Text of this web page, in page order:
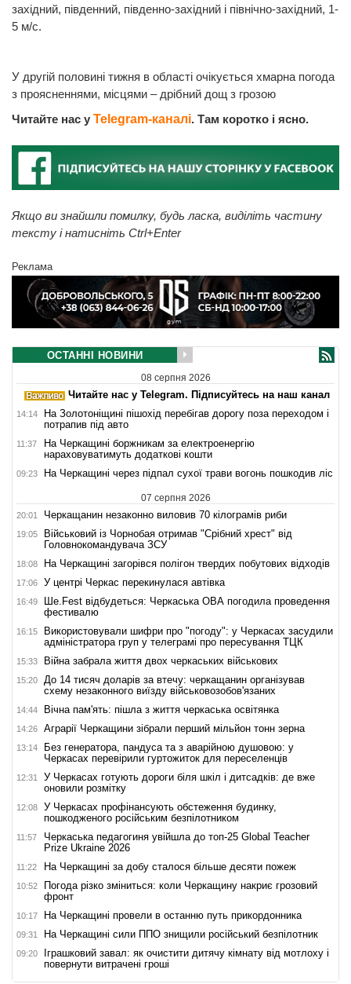
західний, південний, південно-західний і північно-західний, 1-
5 м/с.
У другій половині тижня в області очікується хмарна погода
з проясненнями, місцями – дрібний дощ з грозою
Читайте нас у Telegram-каналі. Там коротко і ясно.
Якщо ви знайшли помилку, будь ласка, виділіть частину
тексту і натисніть Ctrl+Enter
Реклама
ОСТАННІ НОВИНИ
08 серпня 2026
Читайте нас у Telegram. Підписуйтесь на наш канал
14:14
На Золотоніщині пішохід перебігав дорогу поза переходом і
потрапив під авто
11:37
На Черкащині боржникам за електроенергію
нараховуватимуть додаткові кошти
09:23 На Черкащині через підпал сухої трави вогонь пошкодив ліс
07 серпня 2026
20:01 Черкащанин незаконно виловив 70 кілограмів риби
19:05
Військовий із Чорнобая отримав "Срібний хрест" від
Головнокомандувача ЗСУ
18:08 На Черкащині загорівся полігон твердих побутових відходів
17:06 У центрі Черкас перекинулася автівка
16:49
Ше.Fest відбудеться: Черкаська ОВА погодила проведення
фестивалю
16:15
Використовували шифри про "погоду": у Черкасах засудили
адміністратора груп у телеграмі про пересування ТЦК
15:33 Війна забрала життя двох черкаських військових
15:20
До 14 тисяч доларів за втечу: черкащанин організував
схему незаконного виїзду військовозобов'язаних
14:44 Вічна пам'ять: пішла з життя черкаська освітянка
14:26 Аграрії Черкащини зібрали перший мільйон тонн зерна
13:14
Без генератора, пандуса та з аварійною душовою: у
Черкасах перевірили гуртожиток для переселенців
12:31
У Черкасах готують дороги біля шкіл і дитсадків: де вже
оновили розмітку
12:08
У Черкасах профінансують обстеження будинку,
пошкодженого російським безпілотником
11:57
Черкаська педагогиня увійшла до топ-25 Global Teacher
Prize Ukraine 2026
11:22 На Черкащині за добу сталося більше десяти пожеж
10:52
Погода різко зміниться: коли Черкащину накриє грозовий
фронт
10:17 На Черкащині провели в останню путь прикордонника
09:31 На Черкащині сили ППО знищили російський безпілотник
09:20
Іграшковий завал: як очистити дитячу кімнату від мотлоху і
повернути витрачені гроші